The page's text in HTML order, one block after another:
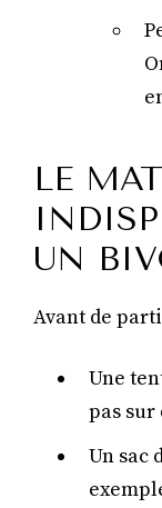
LE
UN
Avant de
Une
pas sur
Un sac